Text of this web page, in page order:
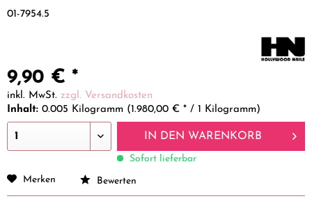
01-7954.5
9,90 € *
inkl. MwSt. zzgl. Versandkosten
Inhalt: 0.005 Kilogramm (1.980,00 € * / 1 Kilogramm)
IN DEN WARENKORB
Sofort lieferbar
Merken
Bewerten